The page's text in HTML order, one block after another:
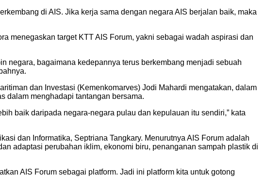
di AIS. Jika kerja sama dengan negara AIS berjalan baik, maka
menegaskan target KTT AIS Forum, yakni sebagai wadah aspirasi dan
negara, bagaimana kedepannya terus berkembang menjadi sebuah
dan Investasi (Kemenkomarves) Jodi Mahardi mengatakan, dalam
dalam menghadapi tantangan bersama.
baik daripada negara-negara pulau dan kepulauan itu sendiri,” kata
dan Informatika, Septriana Tangkary. Menurutnya AIS Forum adalah
adaptasi perubahan iklim, ekonomi biru, penanganan sampah plastik di
AIS Forum sebagai platform. Jadi ini platform kita untuk gotong